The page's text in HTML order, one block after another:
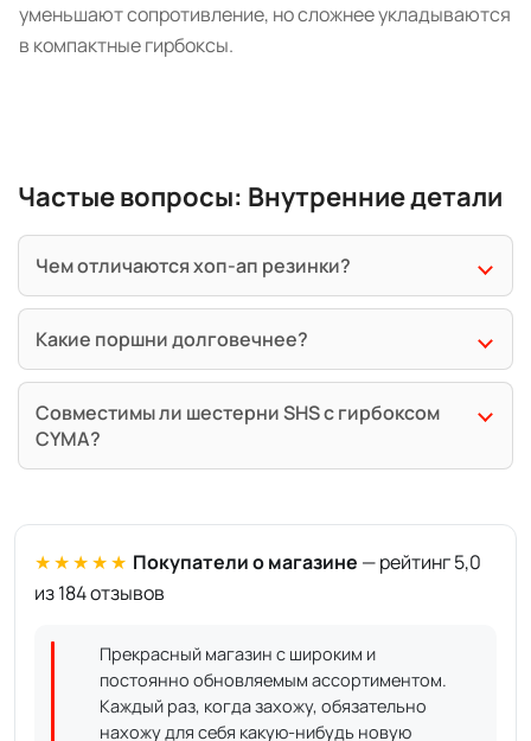
уменьшают сопротивление, но сложнее укладываются
в компактные гирбоксы.
Частые вопросы: Внутренние детали
Чем отличаются хоп-ап резинки?
Какие поршни долговечнее?
Совместимы ли шестерни SHS с гирбоксом
CYMA?
★★★★★ Покупатели о магазине — рейтинг 5,0
из 184 отзывов
Прекрасный магазин с широким и
постоянно обновляемым ассортиментом.
Каждый раз, когда захожу, обязательно
нахожу для себя какую-нибудь новую